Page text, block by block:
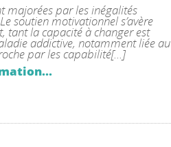
majorées par les inégalités
soutien motivationnel s’avère
tant la capacité à changer est
addictive, notamment liée au
par les capabilité[...]